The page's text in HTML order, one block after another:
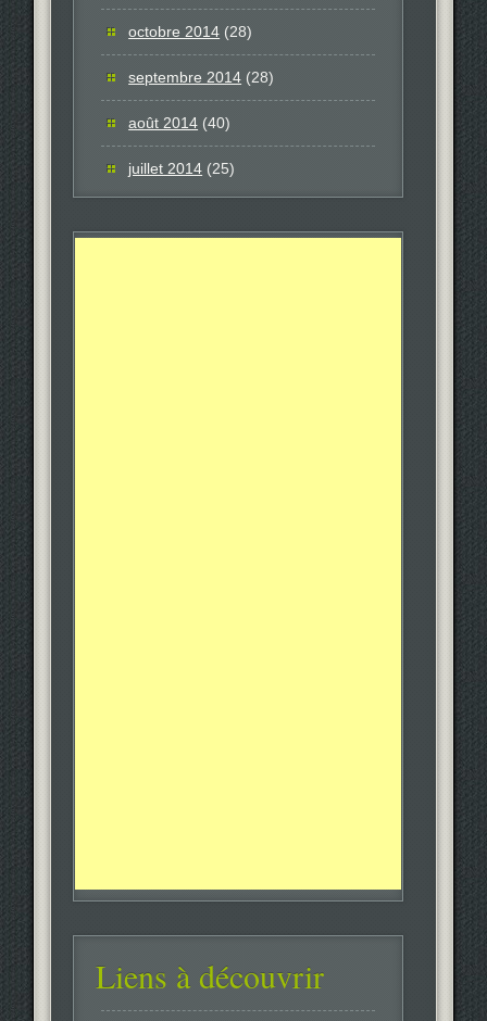
octobre 2014 (28)
septembre 2014 (28)
août 2014 (40)
juillet 2014 (25)
Liens à découvrir